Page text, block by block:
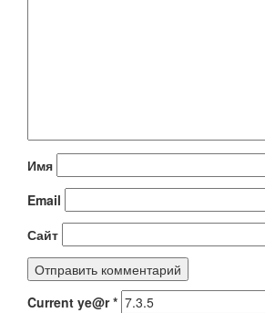
Имя
Email
Сайт
Current ye@r*